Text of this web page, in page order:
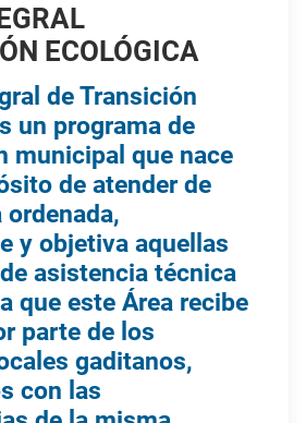
ECOLÓGICA
de Transición
un programa de
municipal que nace
de atender de
ordenada,
y objetiva aquellas
asistencia técnica
que este Área recibe
parte de los
gaditanos,
con las